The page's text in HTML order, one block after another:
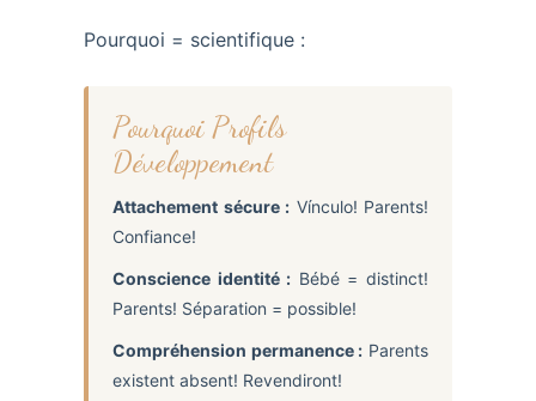
Pourquoi = scientifique :
Pourquoi Profils
Développement
Attachement sécure : Vínculo! Parents!
Confiance!
Conscience identité : Bébé = distinct!
Parents! Séparation = possible!
Compréhension permanence : Parents
existent absent! Revendiront!